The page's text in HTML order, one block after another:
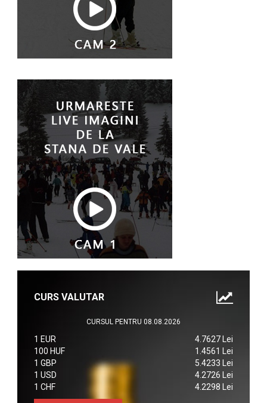
CURS VALUTAR
CURSUL PENTRU 08.08.2026
1 EUR
4.7627 Lei
100 HUF
1.4561 Lei
1 GBP
5.4233 Lei
1 USD
4.2726 Lei
1 CHF
4.2298 Lei